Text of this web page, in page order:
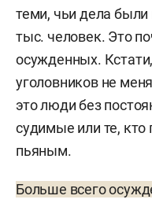
теми, чьи дела
тыс. человек. Это
осужденных.
уголовников не
это люди без
судимые или те, кто
пьяным.
Больше всего